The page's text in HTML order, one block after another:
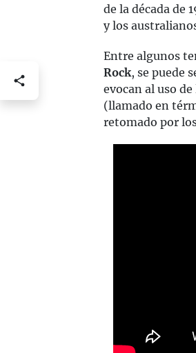
de la década de
y los
Entre algunos
Rock, se puede
evocan al uso de
(llamado en
retomado por